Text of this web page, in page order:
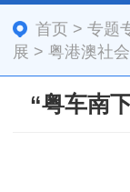
首页 >专题
展 > 粤港澳社
“粤车南